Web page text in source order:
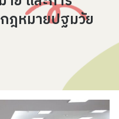
ฎหมายปฐมวัย